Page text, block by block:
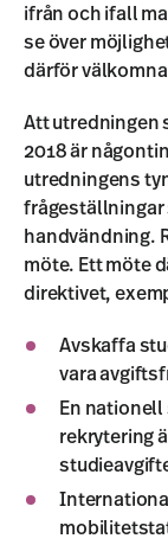
ifrån och ifall
se över
därför
Att utredningen
2018 är
utredningens
frågeställningar
handvändning.
möte. Ett möte
direktivet,
Avskaffa
vara
En
rekrytering